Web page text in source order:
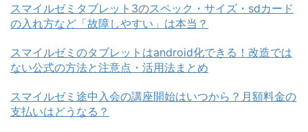
スマイルゼミタブレット3のスペック・サイズ・sdカード
の入れ方など「故障しやすい」は本当？
スマイルゼミのタブレットはandroid化できる！改造では
ない公式の方法と注意点・活用法まとめ
スマイルゼミ途中入会の講座開始はいつから？月額料金の
支払いはどうなる？